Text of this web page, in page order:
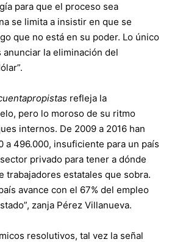
para que el proceso sea
se limita a insistir en que se
que no está en su poder. Lo único
anunciar la eliminación del
refleja la
pero lo moroso de su ritmo
internos. De 2009 a 2016 han
a 496.000, insuficiente para un país
privado para tener a dónde
trabajadores estatales que sobra.
avance con el 67% del empleo
zanja Pérez Villanueva.
resolutivos, tal vez la señal